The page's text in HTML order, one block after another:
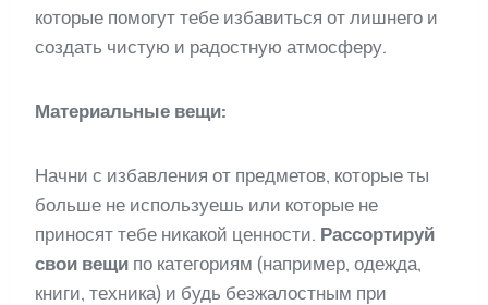
которые помогут тебе избавиться от лишнего и
создать чистую и радостную атмосферу.
Материальные вещи:
Начни с избавления от предметов, которые ты
больше не используешь или которые не
приносят тебе никакой ценности. Рассортируй
свои вещи по категориям (например, одежда,
книги, техника) и будь безжалостным при